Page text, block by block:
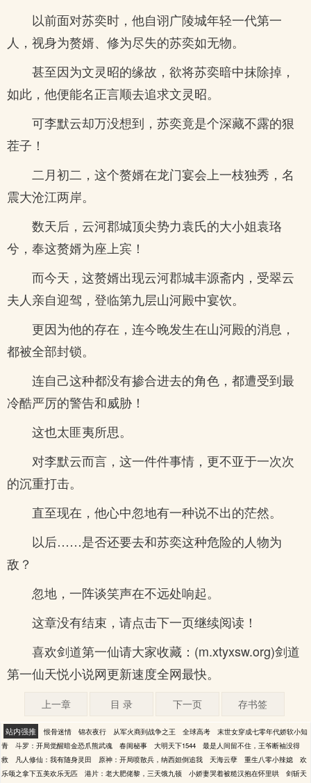
以前面对苏奕时，他自诩广陵城年轻一代第一
人，视身为赘婿、修为尽失的苏奕如无物。
甚至因为文灵昭的缘故，欲将苏奕暗中抹除掉，
如此，他便能名正言顺去追求文灵昭。
可李默云却万没想到，苏奕竟是个深藏不露的狠
茬子！
二月初二，这个赘婿在龙门宴会上一枝独秀，名
震大沧江两岸。
数天后，云河郡城顶尖势力袁氏的大小姐袁珞
兮，奉这赘婿为座上宾！
而今天，这赘婿出现云河郡城丰源斋内，受翠云
夫人亲自迎驾，登临第九层山河殿中宴饮。
更因为他的存在，连今晚发生在山河殿的消息，
都被全部封锁。
连自己这种都没有掺合进去的角色，都遭受到最
冷酷严厉的警告和威胁！
这也太匪夷所思。
对李默云而言，这一件件事情，更不亚于一次次
的沉重打击。
直至现在，他心中忽地有一种说不出的茫然。
以后……是否还要去和苏奕这种危险的人物为
敌？
忽地，一阵谈笑声在不远处响起。
这章没有结束，请点击下一页继续阅读！
喜欢剑道第一仙请大家收藏：(m.xtyxsw.org)剑道
第一仙天悦小说网更新速度全网最快。
上一章 目 录 下一页 存书签
站内强推 恨骨迷情 锦衣夜行 从军火商到战争之王 全球高考
末世女穿成七零年代娇软小知
青
斗罗：开局觉醒暗金恐爪熊武魂 春闺秘事 大明天下1544
最是人间留不住，王爷断袖没得
救
凡人修仙：我有随身灵田 原神：开局喷散兵，纳西妲倒追我 天海云孽 重生八零小辣媳
欢
乐颂之拿下五美欢乐无匹
港片：老大肥佬黎，三天饿九顿 小娇妻哭着被糙汉抱在怀里哄
剑斩天